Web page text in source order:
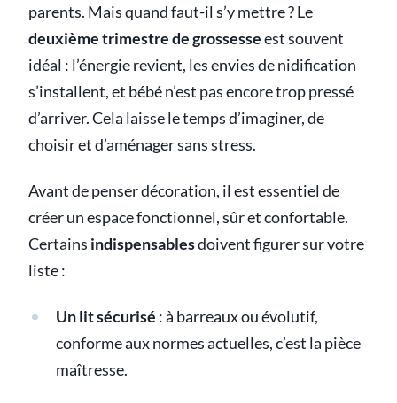
parents. Mais quand faut-il s’y mettre ? Le
deuxième trimestre de grossesseest souvent
idéal : l’énergie revient, les envies de nidification
s’installent, et bébé n’est pas encore trop pressé
d’arriver. Cela laisse le temps d’imaginer, de
choisir et d’aménager sans stress.
Avant de penser décoration, il est essentiel de
créer un espace fonctionnel, sûr et confortable.
Certains indispensablesdoivent figurer sur votre
liste :
Un lit sécurisé : à barreaux ou évolutif,
conforme aux normes actuelles, c’est la pièce
maîtresse.